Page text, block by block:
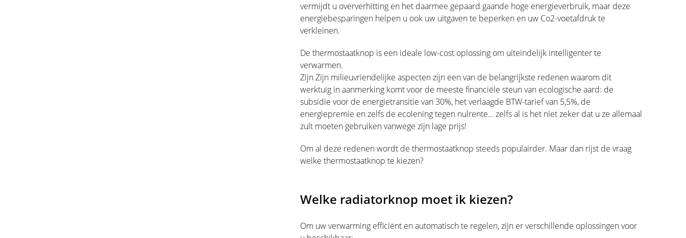
vermijdt u oververhitting en het daarmee gepaard gaande hoge energieverbruik, maar deze
energiebesparingen helpen u ook uw uitgaven te beperken en uw Co2-voetafdruk te
verkleinen.
De thermostaatknop is een ideale low-cost oplossing om uiteindelijk intelligenter te
verwarmen.
Zijn Zijn milieuvriendelijke aspecten zijn een van de belangrijkste redenen waarom dit
werktuig in aanmerking komt voor de meeste financiële steun van ecologische aard: de
subsidie voor de energietransitie van 30%, het verlaagde BTW-tarief van 5,5%, de
energiepremie en zelfs de ecolening tegen nulrente… zelfs al is het niet zeker dat u ze allemaal
zult moeten gebruiken vanwege zijn lage prijs!
Om al deze redenen wordt de thermostaatknop steeds populairder. Maar dan rijst de vraag
welke thermostaatknop te kiezen?
Welke radiatorknop moet ik kiezen?
Om uw verwarming efficiënt en automatisch te regelen, zijn er verschillende oplossingen voor